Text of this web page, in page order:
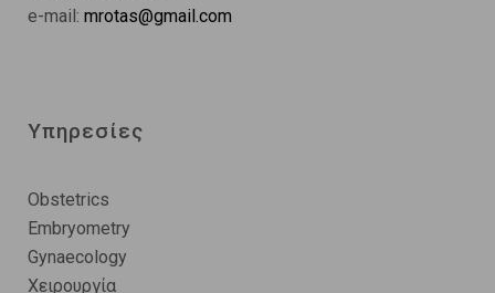
e-mail: mrotas@gmail.com
Υπηρεσίες
Obstetrics
Embryometry
Gynaecology
Χειρουργία